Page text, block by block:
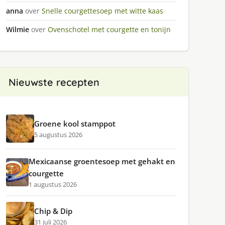
anna over Snelle courgettesoep met witte kaas
Wilmie over Ovenschotel met courgette en tonijn
Nieuwste recepten
Groene kool stamppot
5 augustus 2026
Mexicaanse groentesoep met gehakt en
courgette
1 augustus 2026
Chip & Dip
31 juli 2026